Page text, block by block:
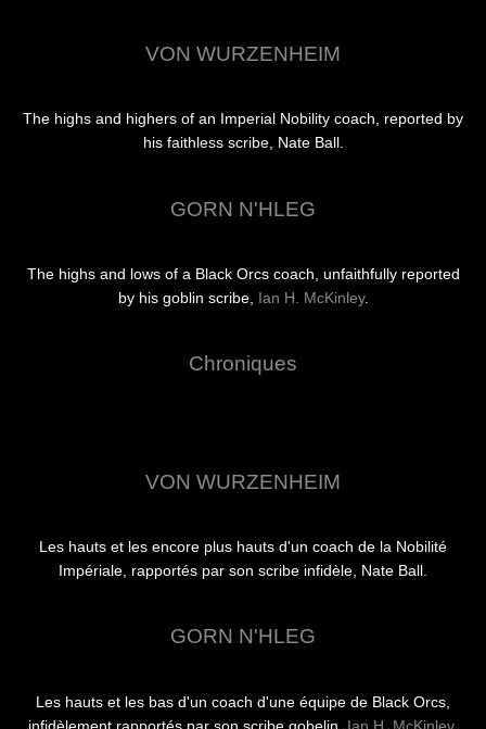
VON WURZENHEIM
The highs and highers of an Imperial Nobility coach, reported by
his faithless scribe, Nate Ball.
GORN N'HLEG
The highs and lows of a Black Orcs coach, unfaithfully reported
by his goblin scribe,
Ian H. McKinley.
Chroniques
VON WURZENHEIM
Les hauts et les encore plus hauts d'un coach de la Nobilité
Impériale, rapportés par son scribe infidèle, Nate Ball.
GORN N'HLEG
Les hauts et les bas d'un coach d'une équipe de Black Orcs,